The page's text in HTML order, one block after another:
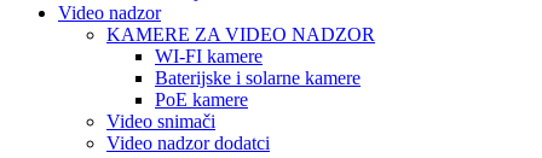
Video nadzor
KAMERE ZA VIDEO NADZOR
WI-FI kamere
Baterijske i solarne kamere
PoE kamere
Video snimači
Video nadzor dodatci